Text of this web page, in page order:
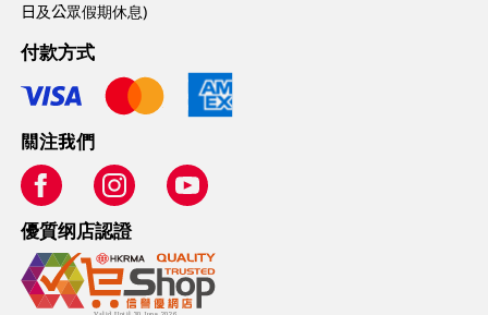
日及公眾假期休息)
付款方式
關注我們
優質纲店認證